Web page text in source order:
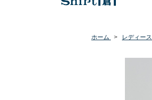
ホーム > レディース